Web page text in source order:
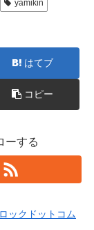
yamikin
はてブ
コピー
ーする
ックドットコム